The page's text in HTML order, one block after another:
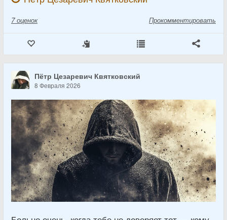
7 оценок Прокомментировать
Пётр Цезаревич Квятковский
8 Февраля 2026